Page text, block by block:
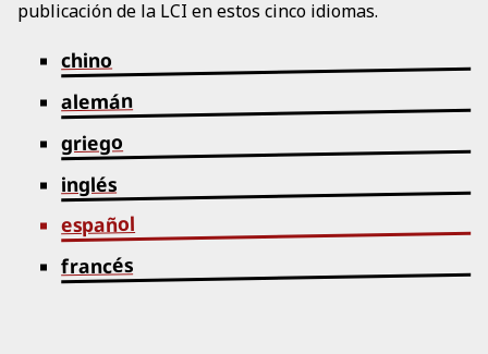
publicación de la LCI en estos cinco idiomas.
chino
alemán
griego
inglés
español
francés